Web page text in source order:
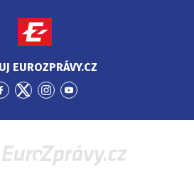
EUROZPRÁVY.CZ
Přejít
Facebook
Přejít
Twitter
Přejít
Instagram
Přejít
YouTube
EuroZprávy.cz